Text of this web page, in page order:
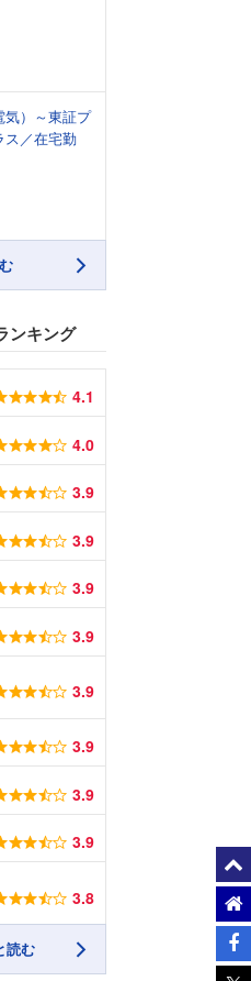
気）～東証プ
ス／在宅勤
ンキング
4.1
4.0
3.9
3.9
3.9
3.9
3.9
3.9
3.9
3.9
3.8
読む